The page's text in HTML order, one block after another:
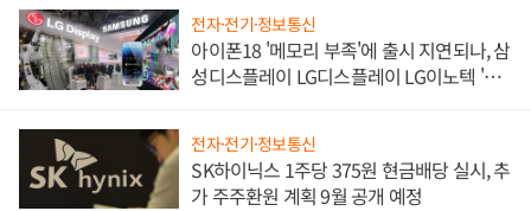
전자·전기·정보통신
아이폰18 '메모리 부족'에 출시 지연되나, 삼
성디스플레이 LG디스플레이 LG이노텍 '탈
전자·전기·정보통신
SK하이닉스 1주당 375원 현금배당 실시, 추
가 주주환원 계획 9월 공개 예정